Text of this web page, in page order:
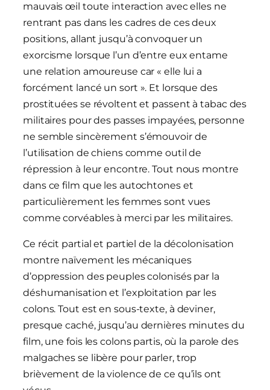
mauvais œil toute interaction avec elles ne
rentrant pas dans les cadres de ces deux
positions, allant jusqu’à convoquer un
exorcisme lorsque l’un d’entre eux entame
une relation amoureuse car « elle lui a
forcément lancé un sort ». Et lorsque des
prostituées se révoltent et passent à tabac des
militaires pour des passes impayées, personne
ne semble sincèrement s’émouvoir de
l’utilisation de chiens comme outil de
répression à leur encontre. Tout nous montre
dans ce film que les autochtones et
particulièrement les femmes sont vues
comme corvéables à merci par les militaires.
Ce récit partial et partiel de la décolonisation
montre naïvement les mécaniques
d’oppression des peuples colonisés par la
déshumanisation et l’exploitation par les
colons. Tout est en sous-texte, à deviner,
presque caché, jusqu’au dernières minutes du
film, une fois les colons partis, où la parole des
malgaches se libère pour parler, trop
brièvement de la violence de ce qu’ils ont